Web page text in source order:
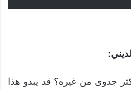
:
جدوى من غيره؟ قد يبدو هذا